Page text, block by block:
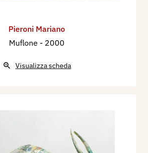
Pieroni Mariano
Muflone - 2000
Visualizza scheda